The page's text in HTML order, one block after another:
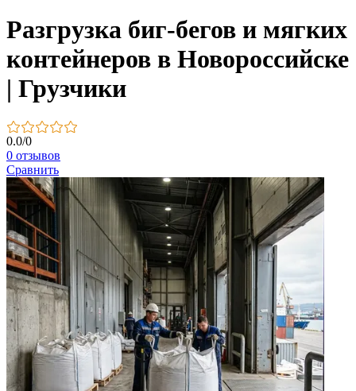
Разгрузка биг-бегов и мягких
контейнеров в Новороссийске
| Грузчики
0.0/0
0 отзывов
Сравнить